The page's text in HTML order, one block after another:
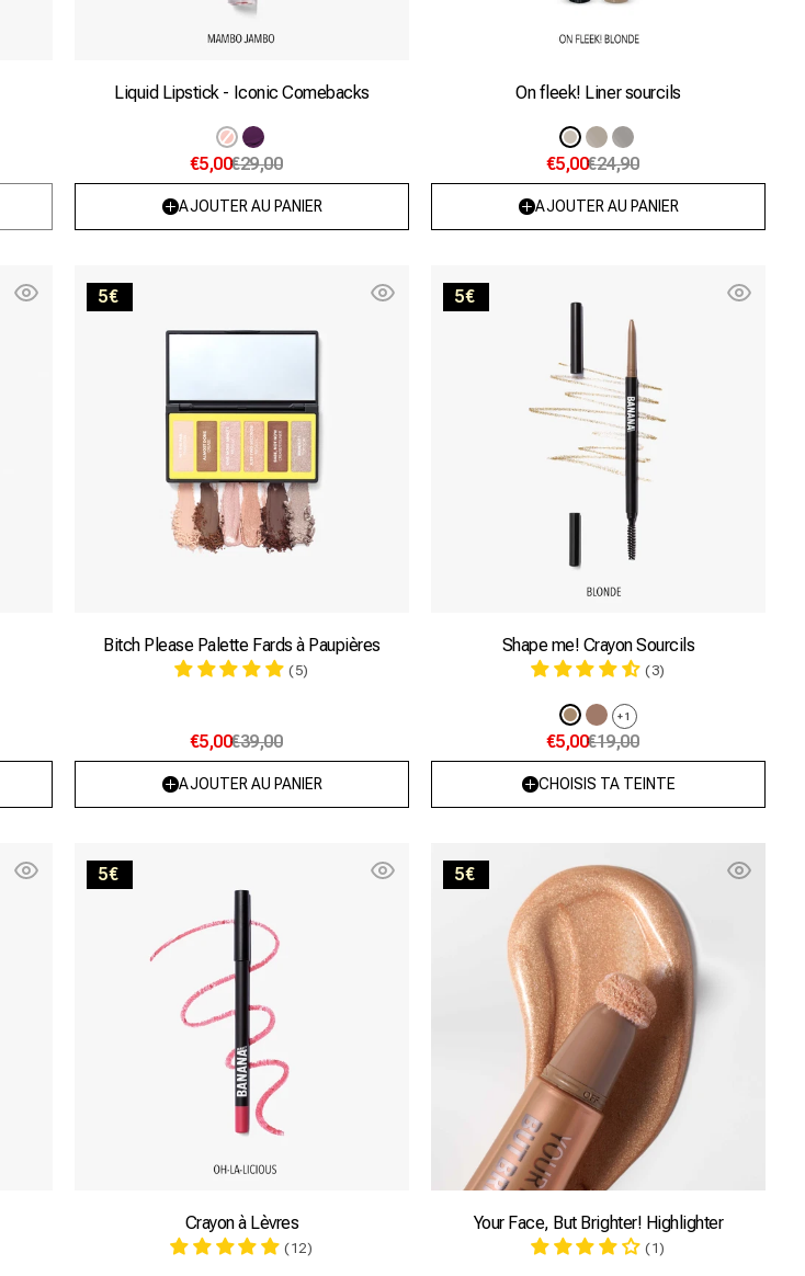
Liquid Lipstick - Iconic Comebacks
Variante
épuisée
indisponible
Variante
épuisée
ou
indisponible
€5,00€29,00
AJOUTER AU PANIER
On fleek! Liner sourcils
Variante
épuisée
indisponible
Variante
épuisée
ou
indisponible
Variante
épuisée
ou
indisponible
€5,00€24,90
AJOUTER AU PANIER
Palette
Paupières
5€
Bitch Please Palette Fards à Paupières
(5)
€5,00€39,00
AJOUTER AU PANIER
Blonde
5€
Shape me! Crayon Sourcils
(3)
Variante
épuisée
indisponible
Variante
épuisée
ou
indisponible
+1
€5,00€19,00
CHOISIS TA TEINTE
licious
5€
Crayon à Lèvres
(12)
Face,
But
Brighter!
Highlighter
5€
Your Face, But Brighter! Highlighter
(1)